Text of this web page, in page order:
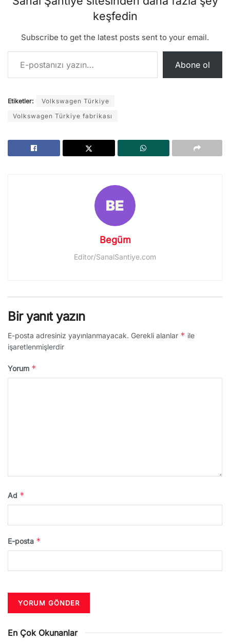
keşfedin
Subscribe to get the latest posts sent to your email.
E-postanızı yazın…
Abone ol
Etiketler:
Volkswagen Türkiye
Volkswagen Türkiye fabrikası
Begüm
Editor/SanalSantiye.com
Bir yanıt yazın
E-posta adresiniz yayınlanmayacak. Gerekli alanlar * ile
işaretlenmişlerdir
Yorum *
Ad *
E-posta *
En Çok Okunanlar